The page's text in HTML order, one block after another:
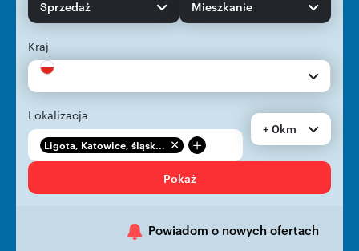
Sprzedaż Mieszkanie
Kraj
Lokalizacja
Ligota, Katowice, śląsk... +
+ 0km
Pokaż
Powiadom o nowych ofertach